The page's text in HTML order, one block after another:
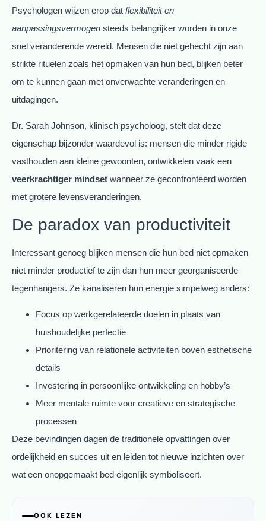
Psychologen wijzen erop dat flexibiliteit en
aanpassingsvermogen steeds belangrijker worden in onze
snel veranderende wereld. Mensen die niet gehecht zijn aan
strikte rituelen zoals het opmaken van hun bed, blijken beter
om te kunnen gaan met onverwachte veranderingen en
uitdagingen.
Dr. Sarah Johnson, klinisch psycholoog, stelt dat deze
eigenschap bijzonder waardevol is: mensen die minder rigide
vasthouden aan kleine gewoonten, ontwikkelen vaak een
veerkrachtiger mindset wanneer ze geconfronteerd worden
met grotere levensveranderingen.
De paradox van productiviteit
Interessant genoeg blijken mensen die hun bed niet opmaken
niet minder productief te zijn dan hun meer georganiseerde
tegenhangers. Ze kanaliseren hun energie simpelweg anders:
Focus op werkgerelateerde doelen in plaats van
huishoudelijke perfectie
Prioritering van relationele activiteiten boven esthetische
details
Investering in persoonlijke ontwikkeling en hobby’s
Meer mentale ruimte voor creatieve en strategische
processen
Deze bevindingen dagen de traditionele opvattingen over
ordelijkheid en succes uit en leiden tot nieuwe inzichten over
wat een onopgemaakt bed eigenlijk symboliseert.
OOK LEZEN